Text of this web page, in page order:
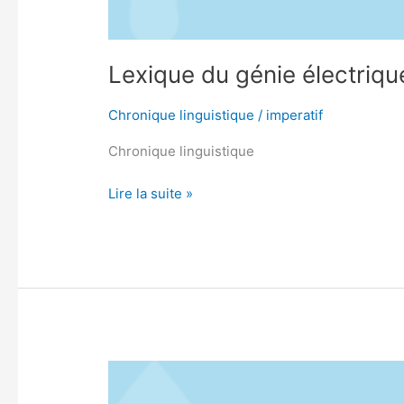
Lexique du génie
Chronique linguistique / imperatif
Chronique linguistique
Lire la suite »